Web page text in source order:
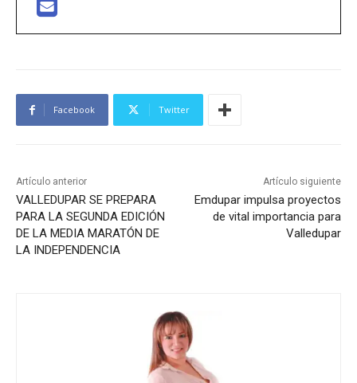
Facebook Twitter
Artículo anterior
VALLEDUPAR SE PREPARA
PARA LA SEGUNDA EDICIÓN
DE LA MEDIA MARATÓN DE
LA INDEPENDENCIA
Artículo siguiente
Emdupar impulsa proyectos
de vital importancia para
Valledupar